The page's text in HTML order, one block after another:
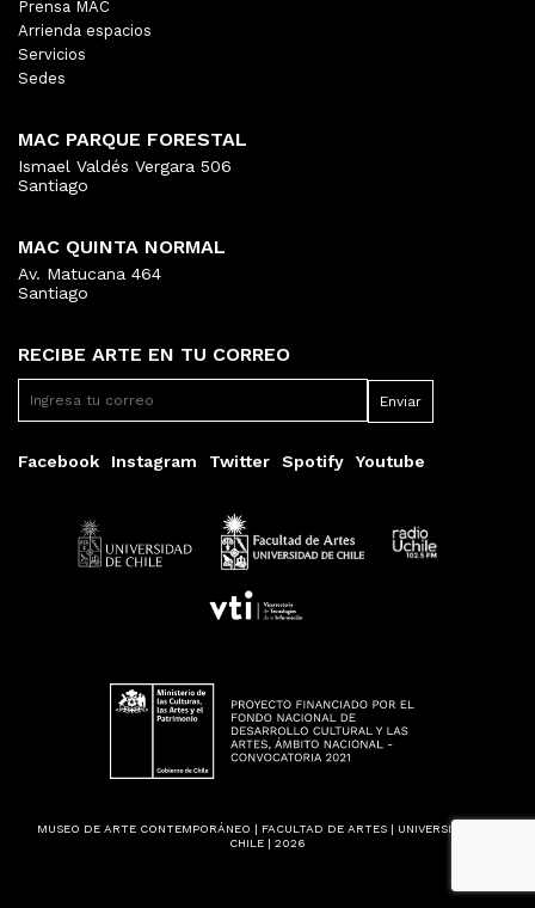
RECIBE ARTE EN TU CORREO
Facebook Instagram Twitter Spotify Youtube
Prensa MAC
Arrienda espacios
Servicios
Sedes
MAC PARQUE FORESTAL
Ismael Valdés Vergara 506
Santiago
MAC QUINTA NORMAL
Av. Matucana 464
Santiago
MUSEO DE ARTE CONTEMPORÁNEO | FACULTAD DE ARTES | UNIVERSIDAD DE
CHILE | 2026